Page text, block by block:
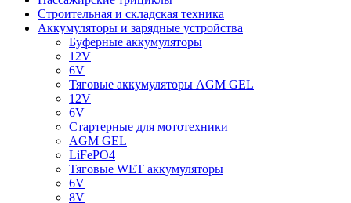
Строительная и складская техника
Аккумуляторы и зарядные устройства
Буферные аккумуляторы
12V
6V
Тяговые аккумуляторы AGM GEL
12V
6V
Стартерные для мототехники
AGM GEL
LiFePO4
Тяговые WET аккумуляторы
6V
8V